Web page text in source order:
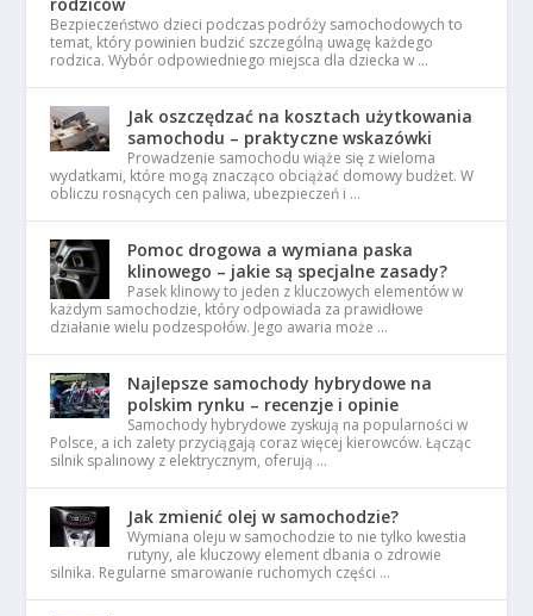
Bezpieczeństwo dzieci podczas podróży samochodowych to
temat, który powinien budzić szczególną uwagę każdego
rodzica. Wybór odpowiedniego miejsca dla dziecka w …
Jak oszczędzać na kosztach użytkowania
samochodu – praktyczne wskazówki
Prowadzenie samochodu wiąże się z wieloma
wydatkami, które mogą znacząco obciążać domowy budżet. W
obliczu rosnących cen paliwa, ubezpieczeń i …
Pomoc drogowa a wymiana paska
klinowego – jakie są specjalne zasady?
Pasek klinowy to jeden z kluczowych elementów w
każdym samochodzie, który odpowiada za prawidłowe
działanie wielu podzespołów. Jego awaria może …
Najlepsze samochody hybrydowe na
polskim rynku – recenzje i opinie
Samochody hybrydowe zyskują na popularności w
Polsce, a ich zalety przyciągają coraz więcej kierowców. Łącząc
silnik spalinowy z elektrycznym, oferują …
Jak zmienić olej w samochodzie?
Wymiana oleju w samochodzie to nie tylko kwestia
rutyny, ale kluczowy element dbania o zdrowie
silnika. Regularne smarowanie ruchomych części …